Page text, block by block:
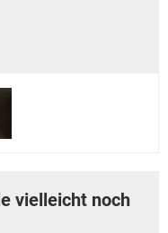
vielleicht noch